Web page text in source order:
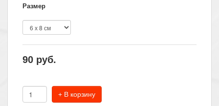
Размер
90 руб.
+ В корзину